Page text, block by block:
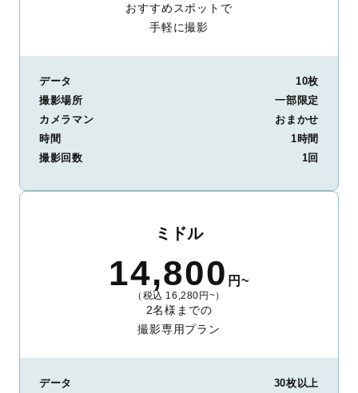
おすすめスポットで
手軽に撮影
データ
10枚
撮影場所
一部限定
カメラマン
おまかせ
時間
1時間
撮影回数
1回
ミドル
14,800 円~
（税込 16,280円~）
2名様までの
撮影専用プラン
データ
30枚以上